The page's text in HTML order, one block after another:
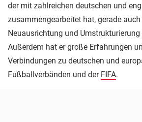
der mit zahlreichen deutschen und
zusammengearbeitet hat, gerade
Neuausrichtung und Umstrukturierung
Außerdem hat er große Erfahrungen
Verbindungen zu deutschen und
Fußballverbänden und der FIFA.